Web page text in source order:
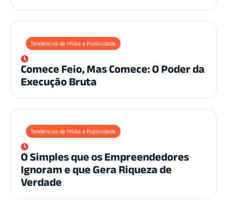
Tendências de Mídia e Publicidade
Comece Feio, Mas Comece: O Poder da
Execução Bruta
Tendências de Mídia e Publicidade
O Simples que os Empreendedores
Ignoram e que Gera Riqueza de
Verdade